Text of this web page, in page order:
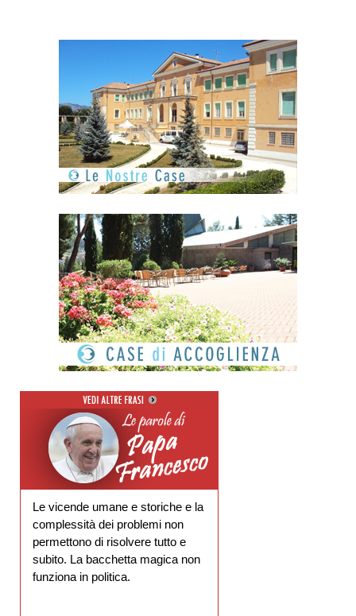
Le vicende umane e storiche e la
complessità dei problemi non
permettono di risolvere tutto e
subito. La bacchetta magica non
funziona in politica.